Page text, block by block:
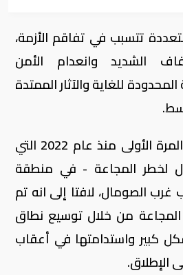
تتسبب في تفاقم الأزمة،
الشديد وانعدام الأمن
للغاية والآثار الممتدة
وأردف أن هذه هي المرة الأولى منذ عام 2022 التي
لخطر المجاعة - في منطقة
غرب الصومال، لافتا إلى انه تم
تجنب المجاعة من خلال توسيع نطاق
كبير واستدامتها في أعقاب